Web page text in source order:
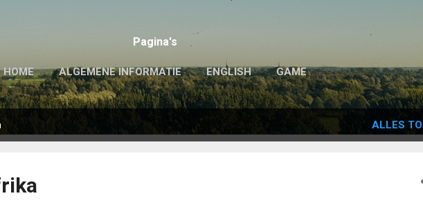
Pagina's
HOME ALGEMENE INFORMATIE ENGLISH GAME
ALLES